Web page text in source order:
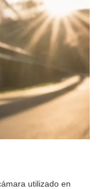
utilizado en